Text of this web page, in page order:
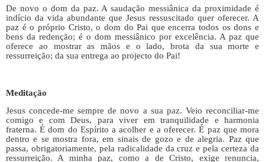
De novo o dom da paz. A saudação messiânica da proximidade é
indício da vida abundante que Jesus ressuscitado quer oferecer. A
paz é o próprio Cristo, o dom do Pai que encerra todos os dons e
bens da redenção; é o dom messiânico por excelência. A paz que
oferece ao mostrar as mãos e o lado, brota da sua morte e
ressurreição; da sua entrega ao projecto do Pai!
Meditação
Jesus concede-me sempre de novo a sua paz. Veio reconciliar-me
comigo e com Deus, para viver em tranquilidade e harmonia
fraterna. É dom do Espírito a acolher e a oferecer. É paz que mora
dentro e se mostra fora, em sinais de gozo e de alegria. Paz que
passa, obrigatoriamente, pela radicalidade da cruz e pela certeza da
ressurreição. A minha paz, como a de Cristo, exige renuncia,